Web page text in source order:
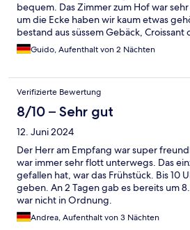
bequem. Das Zimmer zum Hof war
um die Ecke haben wir kaum etwas
bestand aus süssem Gebäck,
Tee sowie Äpfeln und Orangen, und
dargeboten.
Guido, Aufenthalt von 2 Nächten
Verifizierte Bewertung
8/10 – Sehr gut
12. Juni 2024
Der Herr am Empfang war super
war immer sehr flott unterwegs. Das
gefallen hat, war das Frühstück. Bis 10
geben. An 2 Tagen gab es bereits um
war nicht in Ordnung.
Andrea, Aufenthalt von 3 Nächten